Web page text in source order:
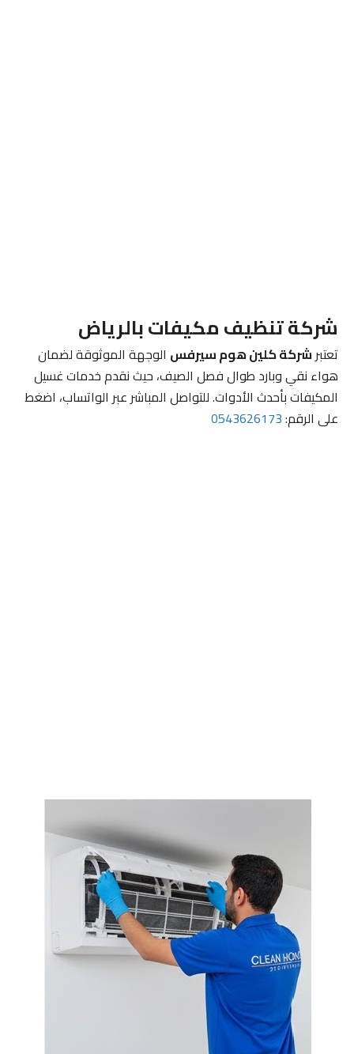
شركة تنظيف مكيفات بالرياض
تعتبرشركة كلين هوم سيرفسالوجهة الموثوقة لضمان
هواء نقي وبارد طوال فصل الصيف، حيث نقدم خدمات غسيل
المكيفات بأحدث الأدوات. للتواصل المباشر عبر الواتساب، اضغط
على الرقم:0543626173